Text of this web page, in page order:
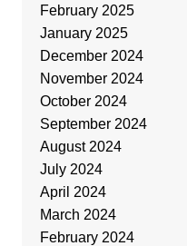
February 2025
January 2025
December 2024
November 2024
October 2024
September 2024
August 2024
July 2024
April 2024
March 2024
February 2024